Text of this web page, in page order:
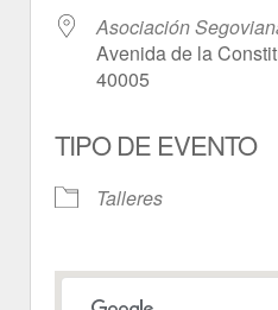
Asociación
Avenida de la
40005
TIPO DE EVENTO
Talleres